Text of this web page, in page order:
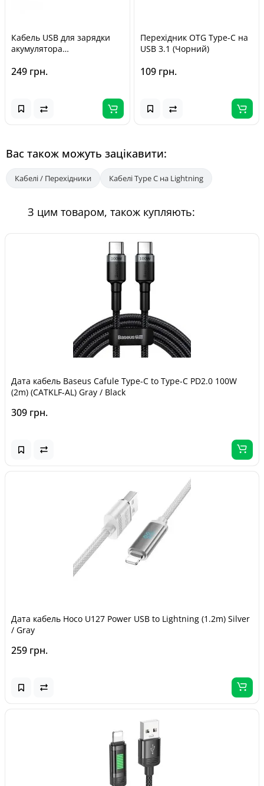
Кабель USB для зарядки
акумулятора
X23, X23W
249 грн.
Перехідник OTG Type-C на
USB 3.1 (Чорний)
109 грн.
Вас також можуть зацікавити:
Кабелі / Перехідники Кабелі Type C на Lightning
З цим товаром, також купляють:
Дата кабель Baseus Cafule Type-C to Type-C PD2.0 100W
(2m) (CATKLF-AL) Gray / Black
309 грн.
Дата кабель Hoco U127 Power USB to Lightning (1.2m) Silver
/ Gray
259 грн.